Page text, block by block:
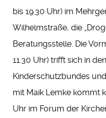
bis 19.30 Uhr) im
Wilhelmstraße, die
Beratungsstelle. Die
11.30 Uhr) trifft sich in
Kinderschutzbundes
mit Maik Lemke kommt
Uhr im Forum der